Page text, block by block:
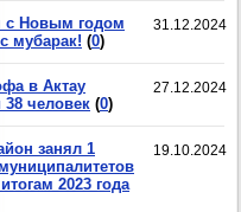
31.12.2024
с Новым годом
мубарак! (0)
27.12.2024
в Актау
38 человек (0)
19.10.2024
занял 1
2023 года